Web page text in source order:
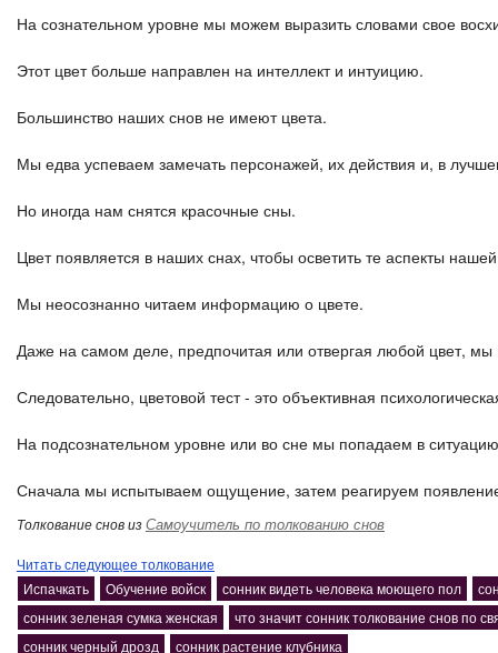
На сознательном уровне мы можем выразить словами свое
Этот цвет больше направлен на интеллект и интуицию.
Большинство наших снов не имеют цвета.
Мы едва успеваем замечать персонажей, их действия и, в
Но иногда нам снятся красочные сны.
Цвет появляется в наших снах, чтобы осветить те аспекты
Мы неосознанно читаем информацию о цвете.
Даже на самом деле, предпочитая или отвергая любой цвет,
Следовательно, цветовой тест - это объективная
На подсознательном уровне или во сне мы попадаем в
Сначала мы испытываем ощущение, затем реагируем
Толкование снов изСамоучитель по толкованию снов
Читать следующее толкование
Испачкать
Обучение войск сонник видеть человека моющего пол
сонник зеленая сумка женская
что значит сонник толкование снов по
сонник черный дрозд
сонник растение клубника